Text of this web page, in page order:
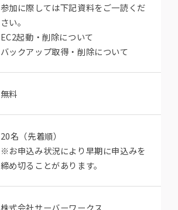
参加に際しては下記資料をご一読くだ
さい。
EC2起動・削除について
バックアップ取得・削除について
無料
20名（先着順）
※お申込み状況により早期に申込みを
締め切ることがあります。
株式会社サーバーワークス